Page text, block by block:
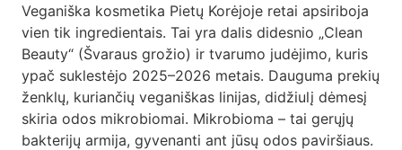
Veganiška kosmetika Pietų Korėjoje retai apsiriboja
vien tik ingredientais. Tai yra dalis didesnio „Clean
Beauty“ (Švaraus grožio) ir tvarumo judėjimo, kuris
ypač suklestėjo 2025–2026 metais. Dauguma prekių
ženklų, kuriančių veganiškas linijas, didžiulį dėmesį
skiria odos mikrobiomai. Mikrobioma – tai gerųjų
bakterijų armija, gyvenanti ant jūsų odos paviršiaus.